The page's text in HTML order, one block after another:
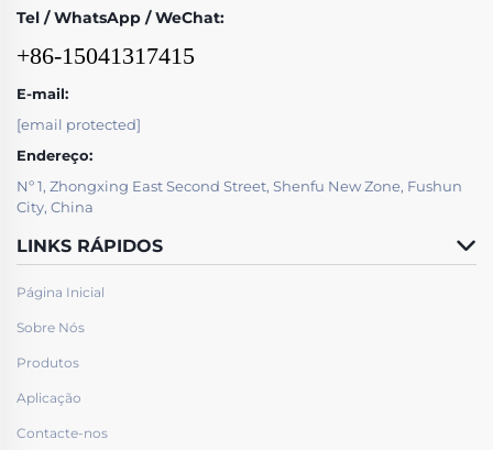
Tel / WhatsApp / WeChat:
+86-15041317415
E-mail:
[email protected]
Endereço:
Nº 1, Zhongxing East Second Street, Shenfu New Zone, Fushun
City, China
LINKS RÁPIDOS
Página Inicial
Sobre Nós
Produtos
Aplicação
Contacte-nos